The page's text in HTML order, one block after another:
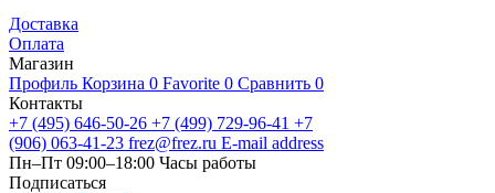
Доставка
Оплата
Магазин
Профиль Корзина 0 Favorite 0 Сравнить 0
Контакты
+7 (495) 646-50-26 +7 (499) 729-96-41 +7
(906) 063-41-23 frez@frez.ru E-mail address
Пн–Пт 09:00–18:00 Часы работы
Подписаться